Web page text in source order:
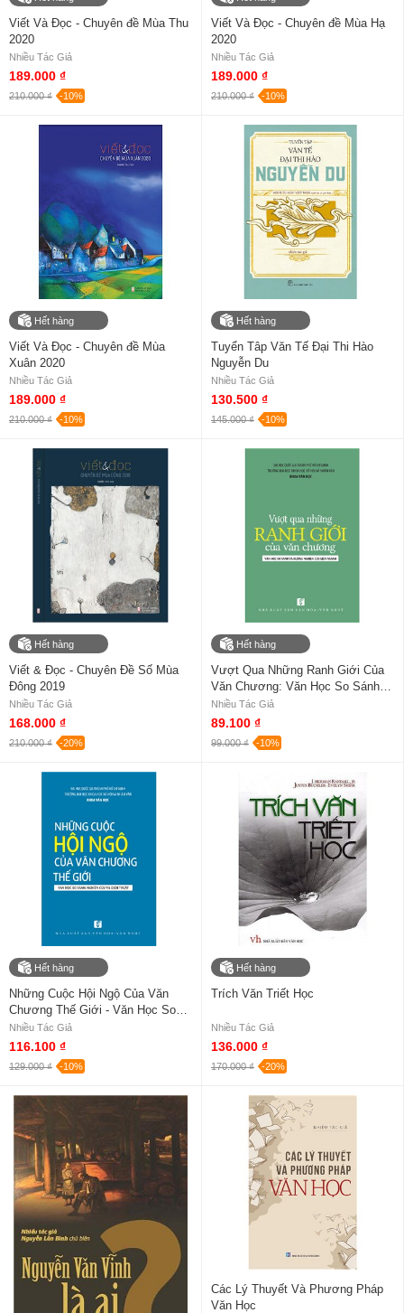
Viết Và Đọc - Chuyên đề Mùa Thu
2020
Nhiều Tác Giả
189.000 ₫
210.000 ₫ -10%
Viết Và Đọc - Chuyên đề Mùa Hạ
2020
Nhiều Tác Giả
189.000 ₫
210.000 ₫ -10%
Hết hàng
Viết Và Đọc - Chuyên đề Mùa
Xuân 2020
Nhiều Tác Giả
189.000 ₫
210.000 ₫ -10%
Hết hàng
Tuyển Tâp Văn Tế Đại Thi Hào
Nguyễn Du
Nhiều Tác Giả
130.500 ₫
145.000 ₫ -10%
Hết hàng
Viết & Đọc - Chuyên Đề Số Mùa
Đông 2019
Nhiều Tác Giả
168.000 ₫
210.000 ₫ -20%
Hết hàng
Vượt Qua Những Ranh Giới Của
Văn Chương: Văn Học So Sánh
Và Hướng Nghiên Cứu Liên Ngành
Nhiều Tác Giả
89.100 ₫
99.000 ₫ -10%
Hết hàng
Những Cuộc Hội Ngộ Của Văn
Chương Thế Giới - Văn Học So
Sánh: Nghiên Cứu Và Dịch Thuật
Nhiều Tác Giả
116.100 ₫
129.000 ₫ -10%
Hết hàng
Trích Văn Triết Học
Nhiều Tác Giả
136.000 ₫
170.000 ₫ -20%
Các Lý Thuyết Và Phương Pháp
Văn Học